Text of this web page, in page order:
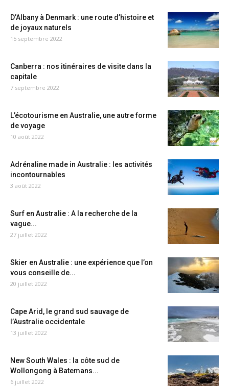
D’Albany à Denmark : une route d’histoire et
de joyaux naturels
15 septembre 2022
Canberra : nos itinéraires de visite dans la
capitale
7 septembre 2022
L’écotourisme en Australie, une autre forme
de voyage
10 août 2022
Adrénaline made in Australie : les activités
incontournables
3 août 2022
Surf en Australie : A la recherche de la
vague...
27 juillet 2022
Skier en Australie : une expérience que l’on
vous conseille de...
20 juillet 2022
Cape Arid, le grand sud sauvage de
l’Australie occidentale
13 juillet 2022
New South Wales : la côte sud de
Wollongong à Batemans...
6 juillet 2022